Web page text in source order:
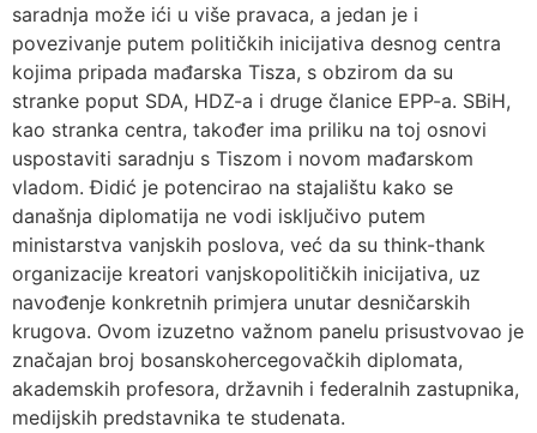
saradnja može ići u više pravaca, a jedan je i
povezivanje putem političkih inicijativa desnog centra
kojima pripada mađarska Tisza, s obzirom da su
stranke poput SDA, HDZ-a i druge članice EPP-a. SBiH,
kao stranka centra, također ima priliku na toj osnovi
uspostaviti saradnju s Tiszom i novom mađarskom
vladom. Đidić je potencirao na stajalištu kako se
današnja diplomatija ne vodi isključivo putem
ministarstva vanjskih poslova, već da su think-thank
organizacije kreatori vanjskopolitičkih inicijativa, uz
navođenje konkretnih primjera unutar desničarskih
krugova. Ovom izuzetno važnom panelu prisustvovao je
značajan broj bosanskohercegovačkih diplomata,
akademskih profesora, državnih i federalnih zastupnika,
medijskih predstavnika te studenata.